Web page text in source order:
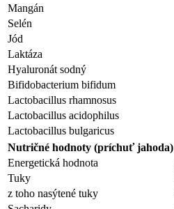
Mangán
Selén
Jód
Laktáza
Hyaluronát sodný
Bifidobacterium bifidum
Lactobacillus rhamnosus
Lactobacillus acidophilus
Lactobacillus bulgaricus
Nutričné hodnoty (príchuť jahoda)
Energetická hodnota
Tuky
z toho nasýtené tuky